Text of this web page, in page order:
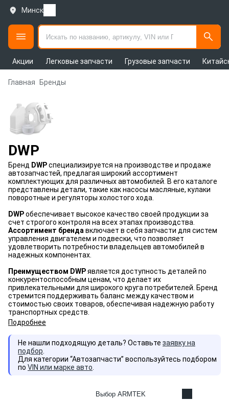
Минск
Акции Легковые запчасти Грузовые запчасти
Главная Бренды
DWP
Бренд DWPспециализируется на производстве и продаже
автозапчастей, предлагая широкий ассортимент
комплектующих для различных автомобилей. В его каталоге
представлены детали, такие как насосы масляные, кулаки
поворотные и регуляторы холостого хода.
DWPобеспечивает высокое качество своей продукции за
счет строгого контроля на всех этапах производства.
Ассортимент бренда включает в себя запчасти для систем
управления двигателем и подвески, что позволяет
удовлетворить потребности владельцев автомобилей в
надежных компонентах.
Преимуществом DWPявляется доступность деталей по
конкурентоспособным ценам, что делает их
привлекательными для широкого круга потребителей. Бренд
стремится поддерживать баланс между качеством и
стоимостью своих товаров, обеспечивая надежную работу
транспортных средств.
Подробнее
Не нашли подходящую деталь? Оставьте заявку на
подбор
Для категории “Автозапчасти” воспользуйтесь подбором
по VIN или марке авто
Выбор ARMTEK